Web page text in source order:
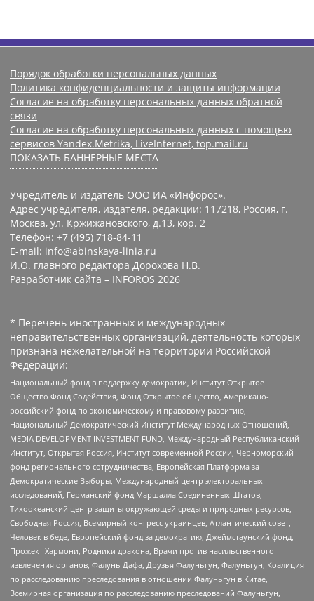
Порядок обработки персональных данных
Политика конфиденциальности и защиты информации
Согласие на обработку персональных данных обратной
связи
Согласие на обработку персональных данных с помощью
сервисов Yandex.Metrika, LiveInternet, top.mail.ru
ПОКАЗАТЬ БАННЕРНЫЕ МЕСТА
Учредитель и издатель ООО ИА «Инфорос».
Адрес учредителя, издателя, редакции: 117218, Россия, г.
Москва, ул. Кржижановского, д.13, кор. 2
Телефон: +7 (495) 718-84-11
E-mail: info@abinskaya-linia.ru
И.О. главного редактора Дорохова Н.В.
Разработчик сайта – INFOROS 2026
* Перечень иностранных и международных
неправительственных организаций, деятельность которых
признана нежелательной на территории Российской
Федерации:
Национальный фонд в поддержку демократии, Институт Открытое
Общество Фонд Содействия, Фонд Открытое общество, Американо-
российский фонд по экономическому и правовому развитию,
Национальный Демократический Институт Международных Отношений,
MEDIA DEVELOPMENT INVESTMENT FUND, Международный Республиканский
Институт, Открытая Россия, Институт современной России, Черноморский
фонд регионального сотрудничества, Европейская Платформа за
Демократические Выборы, Международный центр электоральных
исследований, Германский фонд Маршалла Соединенных Штатов,
Тихоокеанский центр защиты окружающей среды и природных ресурсов,
Свободная Россия, Всемирный конгресс украинцев, Атлантический совет,
Человек в беде, Европейский фонд за демократию, Джеймстаунский фонд,
Прожект Хармони, Родники дракона, Врачи против насильственного
извлечения органов, Фалунь Дафа, Друзья Фалуньгун, Фалуньгун, Коалиция
по расследованию преследования в отношении Фалуньгун в Китае,
Всемирная организация по расследованию преследований Фалуньгун,